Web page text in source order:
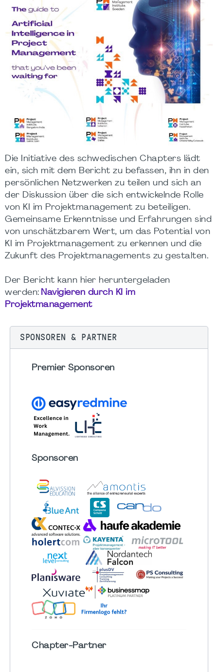
Die Initiative des schwedischen Chapters lädt
ein, sich mit dem Bericht zu befassen, ihn in den
persönlichen Netzwerken zu teilen und sich an
der Diskussion über die sich entwickelnde Rolle
von KI im Projektmanagement zu beteiligen.
Gemeinsame Erkenntnisse und Erfahrungen sind
von unschätzbarem Wert, um das Potential von
KI im Projektmanagement zu erkennen und die
Zukunft des Projektmanagements zu gestalten.
Der Bericht kann hier heruntergeladen
werden: Navigieren durch KI im
Projektmanagement
SPONSOREN & PARTNER
Premier Sponsoren
Sponsoren
Chapter-Partner